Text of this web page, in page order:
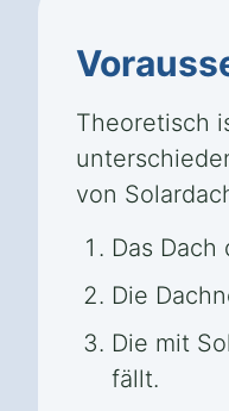
Theoretisch
von
Das
Die
Die mit
fällt.